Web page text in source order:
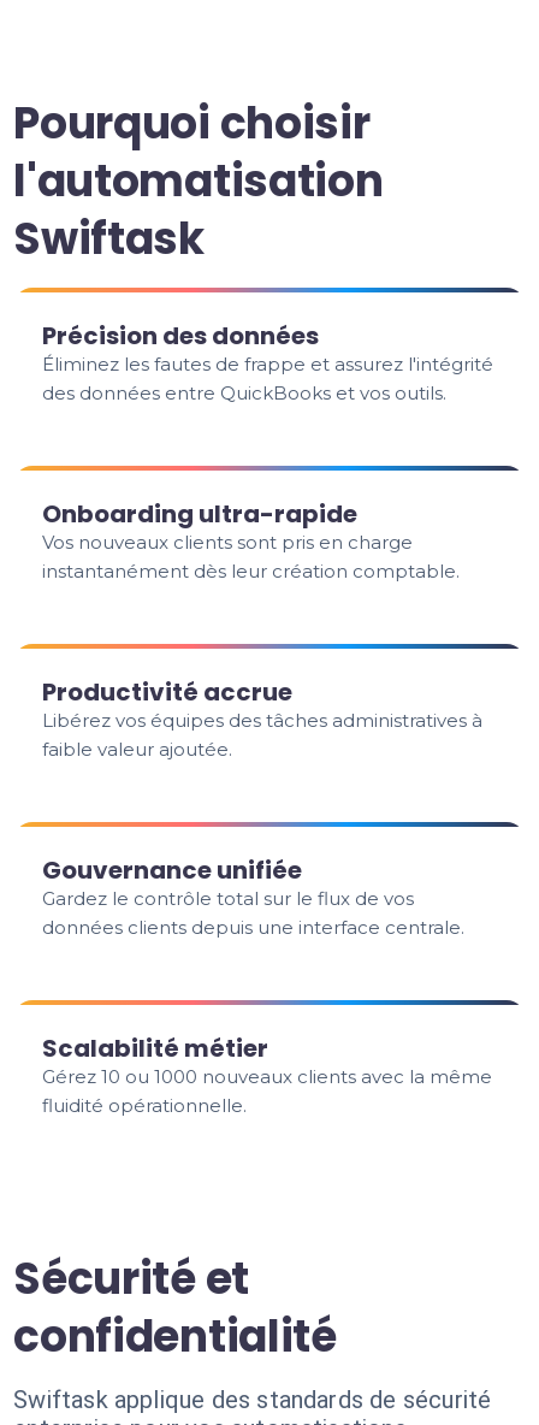
Pourquoi choisir
l'automatisation
Swiftask
Précision des données
Éliminez les fautes de frappe et assurez l'intégrité
des données entre QuickBooks et vos outils.
Onboarding ultra-rapide
Vos nouveaux clients sont pris en charge
instantanément dès leur création comptable.
Productivité accrue
Libérez vos équipes des tâches administratives à
faible valeur ajoutée.
Gouvernance unifiée
Gardez le contrôle total sur le flux de vos
données clients depuis une interface centrale.
Scalabilité métier
Gérez 10 ou 1000 nouveaux clients avec la même
fluidité opérationnelle.
Sécurité et
confidentialité
Swiftask applique des standards de sécurité